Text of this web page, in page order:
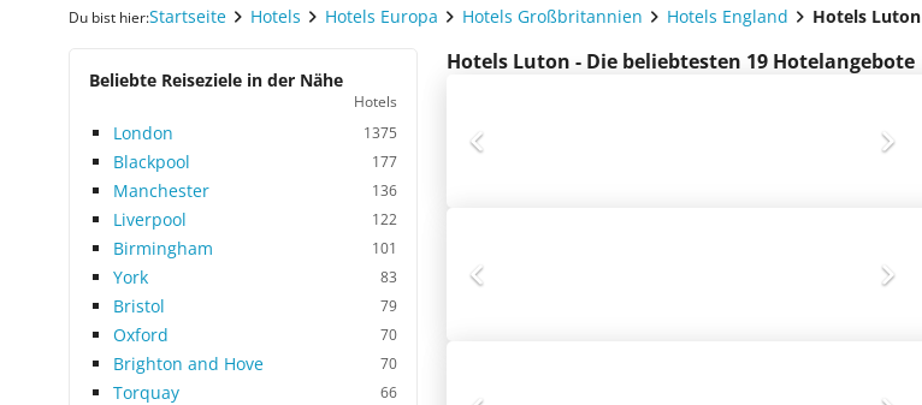
Du bist hier:Startseite Hotels Hotels Europa Hotels Großbritannien Hotels England Hotels Luton
Beliebte Reiseziele in der Nähe
Hotels
London 1375
Blackpool 177
Manchester 136
Liverpool 122
Birmingham 101
York 83
Bristol 79
Oxford 70
Brighton and Hove 70
Torquay 66
Hotels Luton - Die beliebtesten 19 Hotelangebote